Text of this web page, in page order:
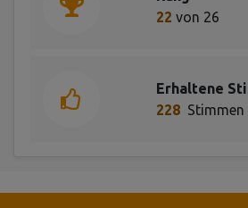
22von 26
Erhaltene
228